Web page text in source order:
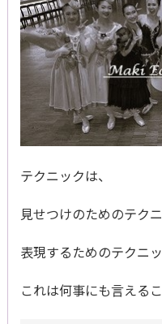
テクニックは、
見せつけのためのテク
表現するためのテクニ
これは何事にも言えるこ